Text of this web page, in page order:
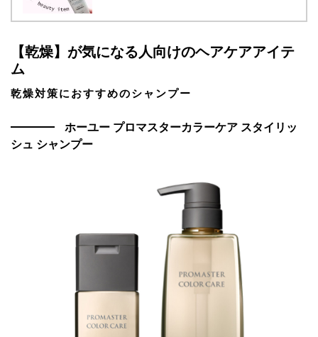
【乾燥】が気になる人向けのヘアケアアイテ
ム
乾燥対策におすすめのシャンプー
ホーユー プロマスターカラーケア スタイリッ
シュ シャンプー